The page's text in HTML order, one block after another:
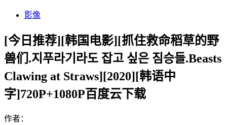
影像
[今日推荐][韩国电影][抓住救命稻草的野
兽们.지푸라기라도 잡고 싶은 짐승들.Beasts
Clawing at Straws][2020][韩语中
字]720P+1080P百度云下载
作者：